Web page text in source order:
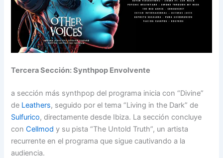
Tercera Sección: Synthpop Envolvente
a sección más synthpop del programa inicia con “Divine”
de Leathers, seguido por el tema “Living in the Dark” de
Sulfurico, directamente desde Ibiza. La sección concluye
conCellmod y su pista “The Untold Truth”, un artista
recurrente en el programa que sigue cautivando a la
audiencia.